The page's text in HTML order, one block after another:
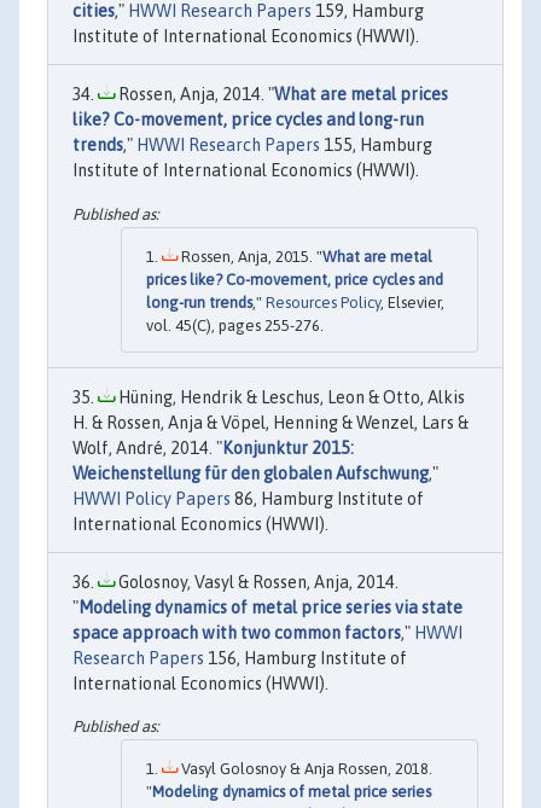
cities," HWWI Research Papers 159, Hamburg
Institute of International Economics (HWWI).
Rossen, Anja, 2014. "What are metal prices
like? Co-movement, price cycles and long-run
trends," HWWI Research Papers 155, Hamburg
Institute of International Economics (HWWI).
Rossen, Anja, 2015. "What are metal
prices like? Co-movement, price cycles and
long-run trends," Resources Policy, Elsevier,
vol. 45(C), pages 255-276.
Hüning, Hendrik & Leschus, Leon & Otto, Alkis
H. & Rossen, Anja & Vöpel, Henning & Wenzel, Lars &
Wolf, André, 2014. "Konjunktur 2015:
Weichenstellung für den globalen Aufschwung,"
HWWI Policy Papers 86, Hamburg Institute of
International Economics (HWWI).
Golosnoy, Vasyl & Rossen, Anja, 2014.
"Modeling dynamics of metal price series via state
space approach with two common factors," HWWI
Research Papers 156, Hamburg Institute of
International Economics (HWWI).
Vasyl Golosnoy & Anja Rossen, 2018.
"Modeling dynamics of metal price series